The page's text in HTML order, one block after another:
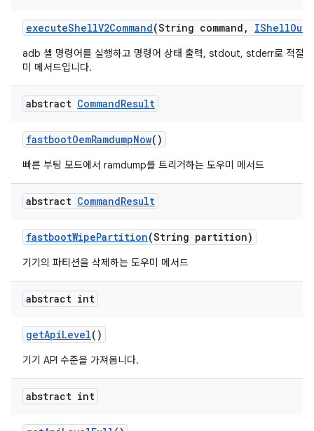
executeShellV2Command(String command , IShell
adb 셸 명령어를 실행하고 명령어 상태 출력, stdout, stderr로 적절
미 메서드입니다.
abstract CommandResult
fastbootOemRamdumpNow()
빠른 부팅 모드에서 ramdump를 트리거하는 도우미 메서드
abstract CommandResult
fastbootWipePartition(String partition)
기기의 파티션을 삭제하는 도우미 메서드
abstract int
getApiLevel()
기기 API 수준을 가져옵니다.
abstract int